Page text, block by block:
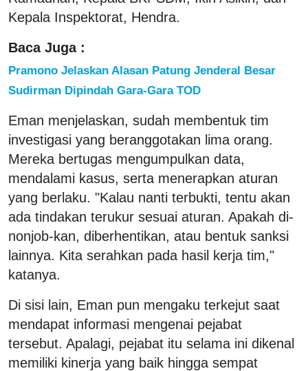
Kepala Inspektorat, Hendra.
Baca Juga :
Pramono Jelaskan Alasan Patung Jenderal Besar
Sudirman Dipindah Gara-Gara TOD
Eman menjelaskan, sudah membentuk tim
investigasi yang beranggotakan lima orang.
Mereka bertugas mengumpulkan data,
mendalami kasus, serta menerapkan aturan
yang berlaku. "Kalau nanti terbukti, tentu akan
ada tindakan terukur sesuai aturan. Apakah di-
nonjob-kan, diberhentikan, atau bentuk sanksi
lainnya. Kita serahkan pada hasil kerja tim,"
katanya.
Di sisi lain, Eman pun mengaku terkejut saat
mendapat informasi mengenai pejabat
tersebut. Apalagi, pejabat itu selama ini dikenal
memiliki kinerja yang baik hingga sempat